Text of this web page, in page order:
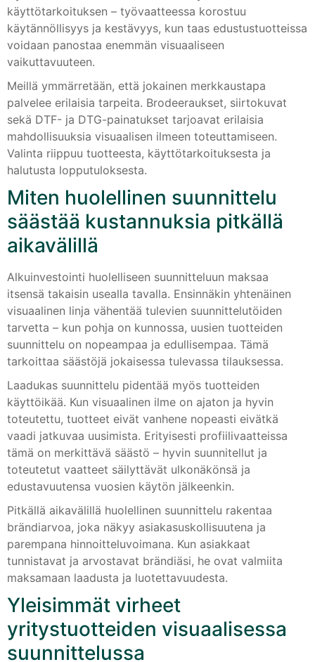
käyttötarkoituksen – työvaatteessa korostuu
käytännöllisyys ja kestävyys, kun taas edustustuotteissa
voidaan panostaa enemmän visuaaliseen
vaikuttavuuteen.
Meillä ymmärretään, että jokainen merkkaustapa
palvelee erilaisia tarpeita. Brodeeraukset, siirtokuvat
sekä DTF- ja DTG-painatukset tarjoavat erilaisia
mahdollisuuksia visuaalisen ilmeen toteuttamiseen.
Valinta riippuu tuotteesta, käyttötarkoituksesta ja
halutusta lopputuloksesta.
Miten huolellinen suunnittelu
säästää kustannuksia pitkällä
aikavälillä
Alkuinvestointi huolelliseen suunnitteluun maksaa
itsensä takaisin usealla tavalla. Ensinnäkin yhtenäinen
visuaalinen linja vähentää tulevien suunnittelutöiden
tarvetta – kun pohja on kunnossa, uusien tuotteiden
suunnittelu on nopeampaa ja edullisempaa. Tämä
tarkoittaa säästöjä jokaisessa tulevassa tilauksessa.
Laadukas suunnittelu pidentää myös tuotteiden
käyttöikää. Kun visuaalinen ilme on ajaton ja hyvin
toteutettu, tuotteet eivät vanhene nopeasti eivätkä
vaadi jatkuvaa uusimista. Erityisesti profiilivaatteissa
tämä on merkittävä säästö – hyvin suunnitellut ja
toteutetut vaatteet säilyttävät ulkonäkönsä ja
edustavuutensa vuosien käytön jälkeenkin.
Pitkällä aikavälillä huolellinen suunnittelu rakentaa
brändiarvoa, joka näkyy asiakasuskollisuutena ja
parempana hinnoitteluvoimana. Kun asiakkaat
tunnistavat ja arvostavat brändiäsi, he ovat valmiita
maksamaan laadusta ja luotettavuudesta.
Yleisimmät virheet
yritystuotteiden visuaalisessa
suunnittelussa